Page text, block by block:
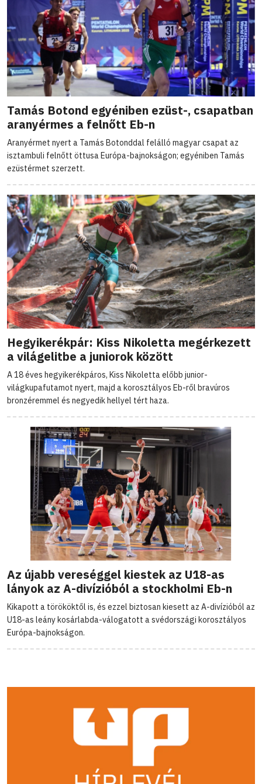
Tamás Botond egyéniben ezüst-, csapatban
aranyérmes a felnőtt Eb-n
Aranyérmet nyert a Tamás Botonddal felálló magyar csapat az
isztambuli felnőtt öttusa Európa-bajnokságon; egyéniben Tamás
ezüstérmet szerzett.
Hegyikerékpár: Kiss Nikoletta megérkezett
a világelitbe a juniorok között
A 18 éves hegyikerékpáros, Kiss Nikoletta előbb junior-
világkupafutamot nyert, majd a korosztályos Eb-ről bravúros
bronzéremmel és negyedik hellyel tért haza.
Az újabb vereséggel kiestek az U18-as
lányok az A-divízióból a stockholmi Eb-n
Kikapott a törököktől is, és ezzel biztosan kiesett az A-divízióból az
U18-as leány kosárlabda-válogatott a svédországi korosztályos
Európa-bajnokságon.